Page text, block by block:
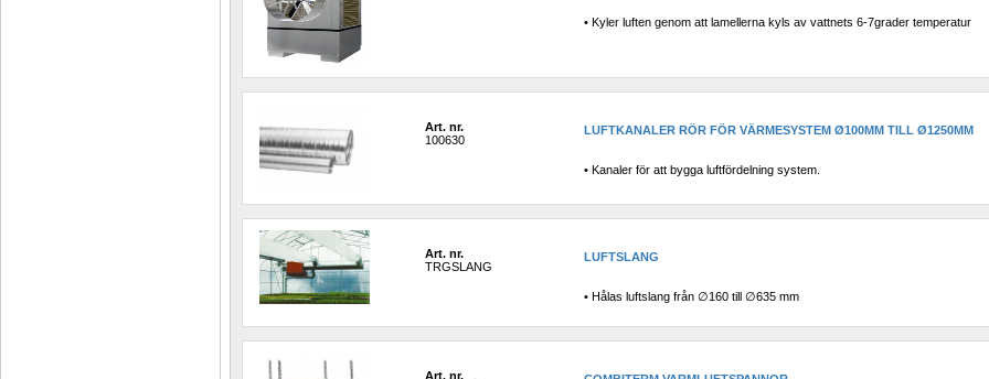
• Kyler luften genom att lamellerna kyls av vattnets 6-7grader temperatur
Art. nr.
100630
LUFTKANALER RÖR FÖR VÄRMESYSTEM Ø100MM TILL Ø1250MM
• Kanaler för att bygga luftfördelning system.
Art. nr.
TRGSLANG
LUFTSLANG
• Hålas luftslang från ∅160 till ∅635 mm
Art. nr.